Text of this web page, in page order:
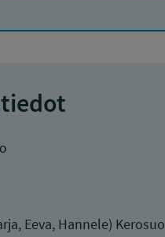
Eeva, Hannele) Kerosuo